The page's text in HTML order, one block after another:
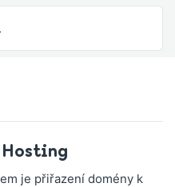
je přiřazení domény k